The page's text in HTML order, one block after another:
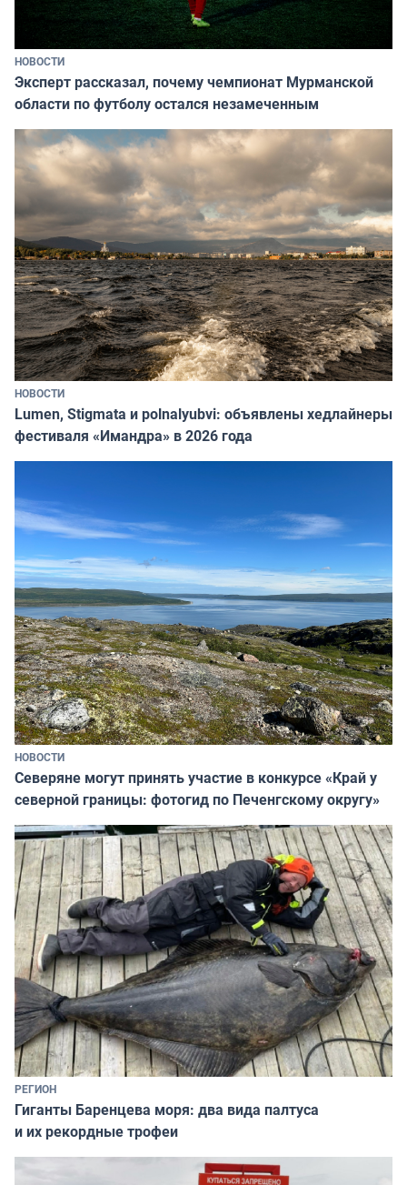
НОВОСТИ
Эксперт рассказал, почему чемпионат Мурманской
области по футболу остался незамеченным
НОВОСТИ
Lumen, Stigmata и polnalyubvi: объявлены хедлайнеры
фестиваля «Имандра» в 2026 года
НОВОСТИ
Северяне могут принять участие в конкурсе «Край у
северной границы: фотогид по Печенгскому округу»
РЕГИОН
Гиганты Баренцева моря: два вида палтуса
и их рекордные трофеи